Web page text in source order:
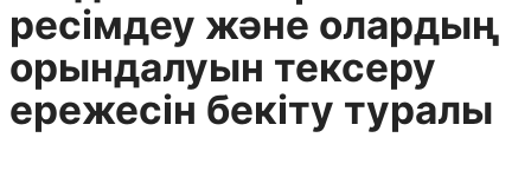
ресімдеу және олардың
орындалуын тексеру
ережесін бекіту туралы